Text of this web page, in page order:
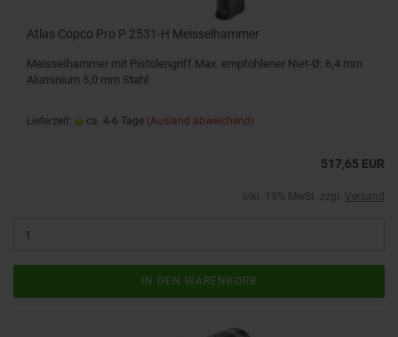
Atlas Copco Pro P 2531-H Meisselhammer
Meisselhammer mit Pistolengriff Max. empfohlener Niet-Ø: 6,4 mm
Aluminium 5,0 mm Stahl
Lieferzeit: ca. 4-6 Tage (Ausland abweichend)
517,65 EUR
inkl. 19% MwSt. zzgl. Versand
IN DEN WARENKORB